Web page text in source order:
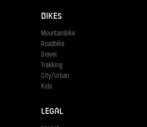
Bikes
Mountainbike
Roadbike
Gravel
Trekking
City/Urban
Kids
Legal